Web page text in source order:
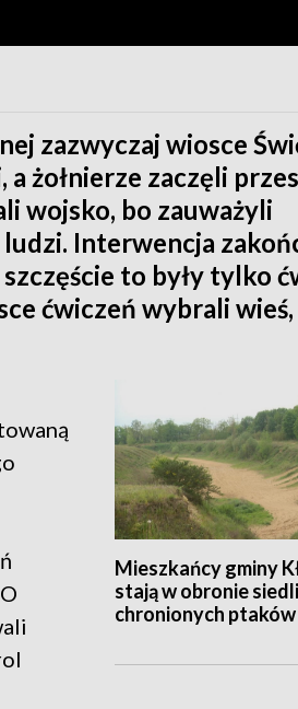
zazwyczaj wiosce
a żołnierze zaczęli
wojsko, bo zauważyli
Interwencja
to były tylko
ćwiczeń wybrali wieś,
Mieszkańcy gminy
stają w obronie
chronionych ptaków